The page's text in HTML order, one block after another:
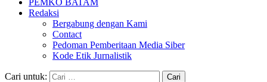
PEMKO BATAM
Redaksi
Bergabung dengan Kami
Contact
Pedoman Pemberitaan Media Siber
Kode Etik Jurnalistik
Cari untuk: